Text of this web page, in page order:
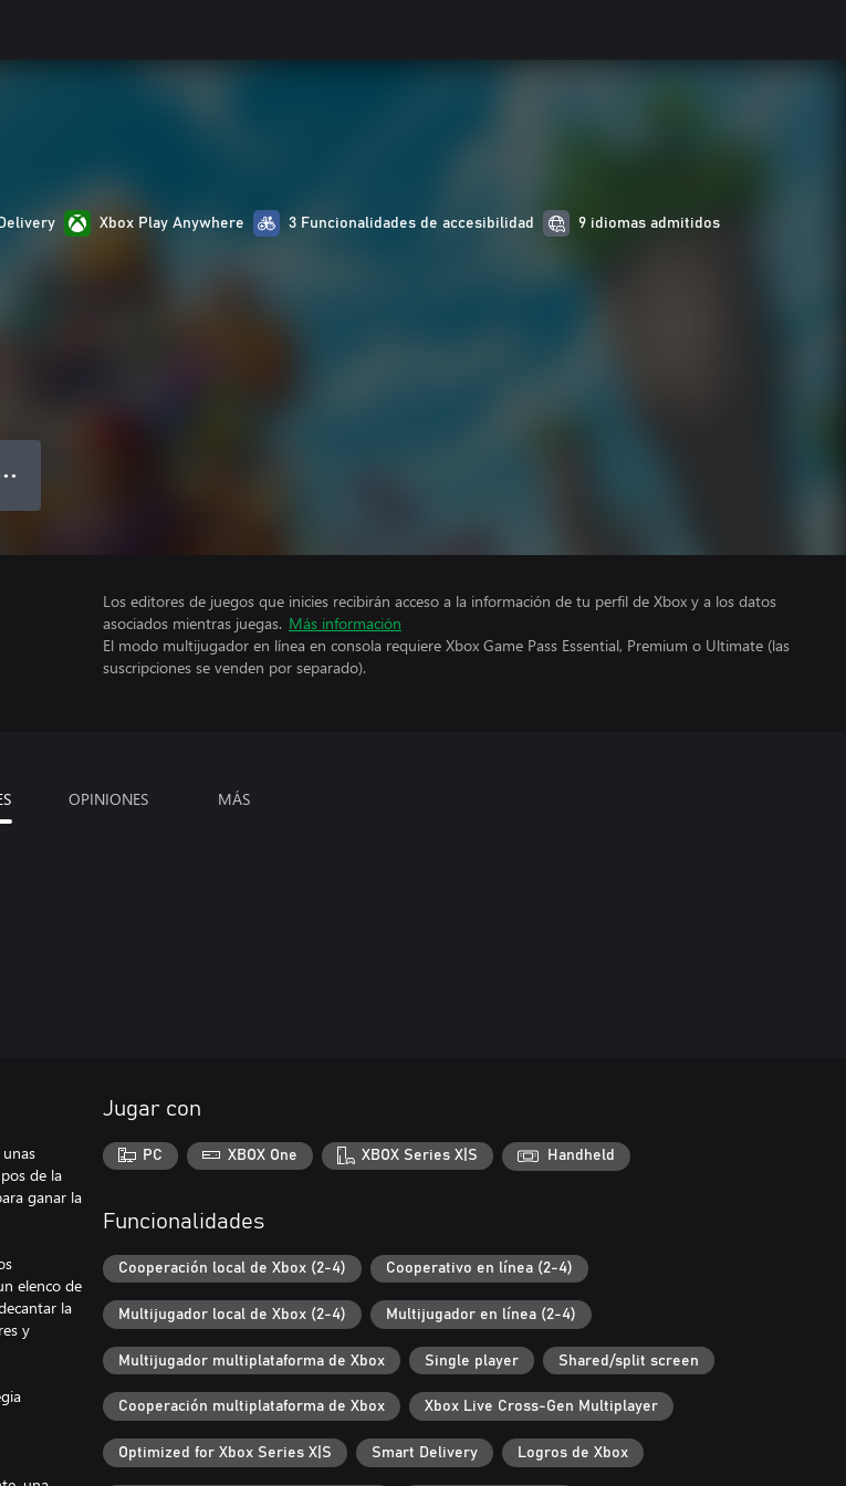
Xbox Play Anywhere 3 Funcionalidades de accesibilidad 9 idiomas admitidos
● ●
Los editores de juegos que inicies recibirán acceso a la información de tu perfil de Xbox y a los datos
asociados mientras juegas. Más información
El modo multijugador en línea en consola requiere Xbox Game Pass Essential, Premium o Ultimate (las
suscripciones se venden por separado).
OPINIONES MÁS
de la
ganar la
elenco de
la
y
Jugar con
PC XBOX One XBOX Series X|S Handheld
Funcionalidades
Cooperación local de Xbox (2-4) Cooperativo en línea (2-4)
Multijugador local de Xbox (2-4) Multijugador en línea (2-4)
Multijugador multiplataforma de Xbox Single player Shared/split screen
Cooperación multiplataforma de Xbox Xbox Live Cross-Gen Multiplayer
Optimized for Xbox Series X|S Smart Delivery Logros de Xbox